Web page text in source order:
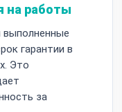
на работы
гарантии в
Это
за